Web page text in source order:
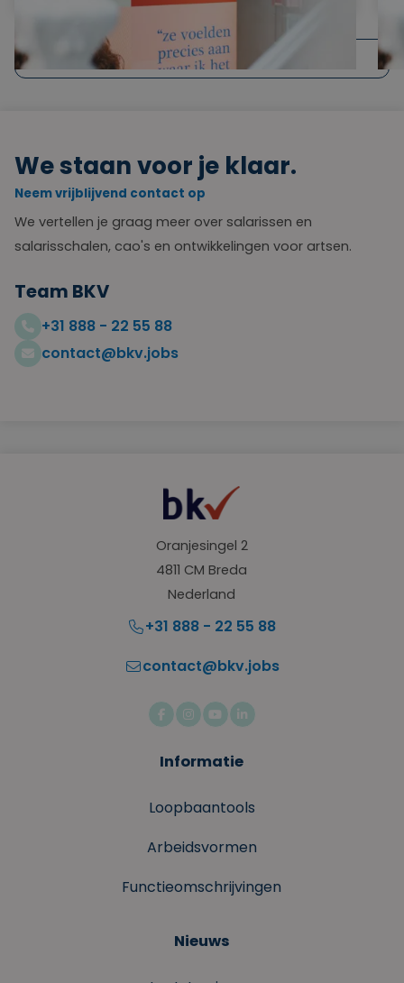
Meer nieuws
We staan voor je klaar.
Neem vrijblijvend contact op
We vertellen je graag meer over salarissen en
salarisschalen, cao's en ontwikkelingen voor artsen.
Team BKV
+31 888 - 22 55 88
contact@bkv.jobs
Oranjesingel 2
4811 CM Breda
Nederland
+31 888 - 22 55 88
contact@bkv.jobs
Facebook
Instagram
YouTubeLinkedIn
Informatie
Loopbaantools
Arbeidsvormen
Functieomschrijvingen
Nieuws